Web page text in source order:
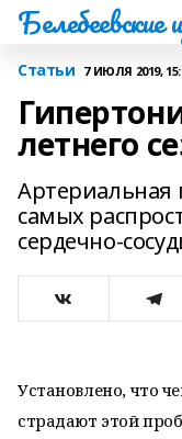
Белебеевские
Статьи 7 ИЮЛЯ 2019,
летнего
Артериальная
самых
сердечно-
Установлено, что
страдают этой